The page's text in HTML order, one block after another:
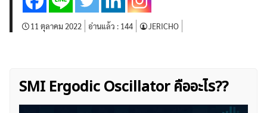
11 ตุลาคม 2022 อ่านแล้ว : 144 JERICHO
SMI Ergodic Oscillator คืออะไร??